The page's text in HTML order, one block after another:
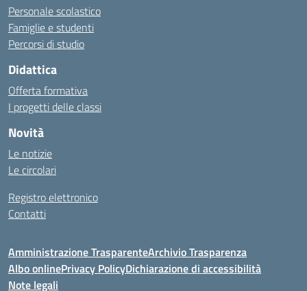
Personale scolastico
Famiglie e studenti
Percorsi di studio
Didattica
Offerta formativa
I progetti delle classi
Novità
Le notizie
Le circolari
Registro elettronico
Contatti
Amministrazione TrasparenteArchivio Trasparenza
Albo onlinePrivacy PolicyDichiarazione di accessibilità
Note legali